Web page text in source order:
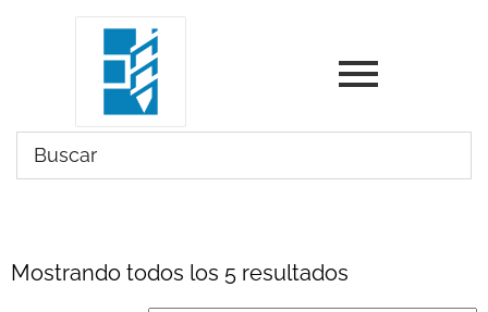
Mostrando todos los 5 resultados